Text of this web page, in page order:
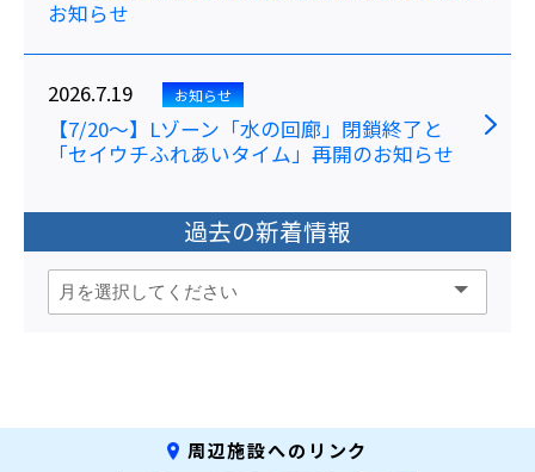
お知らせ
2026.7.19 お知らせ
【7/20～】Lゾーン「水の回廊」閉鎖終了と
「セイウチふれあいタイム」再開のお知らせ
過去の新着情報
周辺施設へのリンク